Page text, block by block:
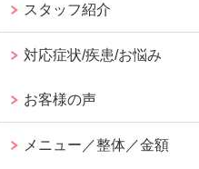
スタッフ紹介
対応症状/疾患/お悩み
お客様の声
メニュー／整体／金額